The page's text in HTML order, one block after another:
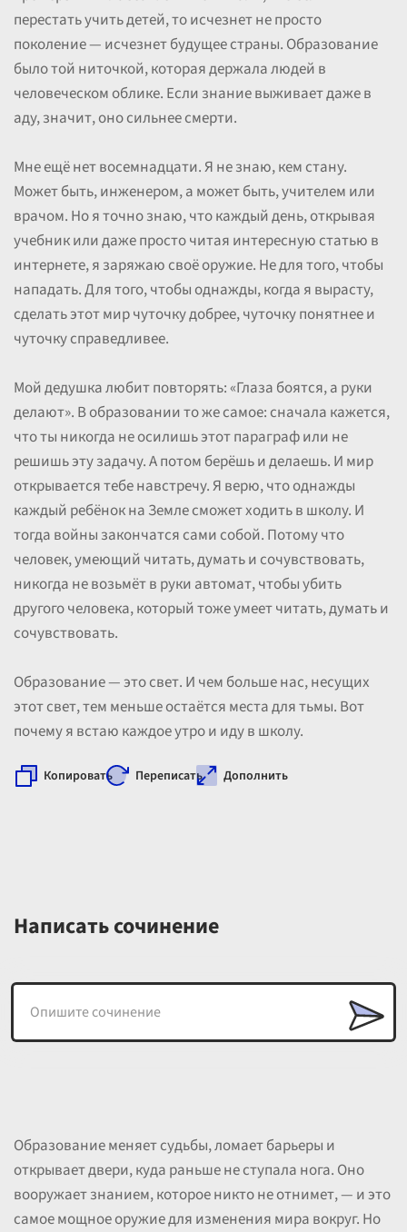
перестать учить детей, то исчезнет не просто
поколение — исчезнет будущее страны. Образование
было той ниточкой, которая держала людей в
человеческом облике. Если знание выживает даже в
аду, значит, оно сильнее смерти.
Мне ещё нет восемнадцати. Я не знаю, кем стану.
Может быть, инженером, а может быть, учителем или
врачом. Но я точно знаю, что каждый день, открывая
учебник или даже просто читая интересную статью в
интернете, я заряжаю своё оружие. Не для того, чтобы
нападать. Для того, чтобы однажды, когда я вырасту,
сделать этот мир чуточку добрее, чуточку понятнее и
чуточку справедливее.
Мой дедушка любит повторять: «Глаза боятся, а руки
делают». В образовании то же самое: сначала кажется,
что ты никогда не осилишь этот параграф или не
решишь эту задачу. А потом берёшь и делаешь. И мир
открывается тебе навстречу. Я верю, что однажды
каждый ребёнок на Земле сможет ходить в школу. И
тогда войны закончатся сами собой. Потому что
человек, умеющий читать, думать и сочувствовать,
никогда не возьмёт в руки автомат, чтобы убить
другого человека, который тоже умеет читать, думать и
сочувствовать.
Образование — это свет. И чем больше нас, несущих
этот свет, тем меньше остаётся места для тьмы. Вот
почему я встаю каждое утро и иду в школу.
Копировать Переписать Дополнить
Написать сочинение
Образование меняет судьбы, ломает барьеры и
открывает двери, куда раньше не ступала нога. Оно
вооружает знанием, которое никто не отнимет, — и это
самое мощное оружие для изменения мира вокруг. Но